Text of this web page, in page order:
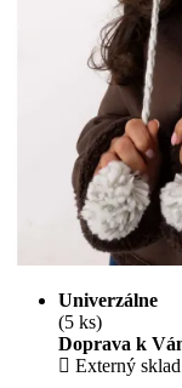
Univerzálne
(5 ks)
Doprava k
Externý